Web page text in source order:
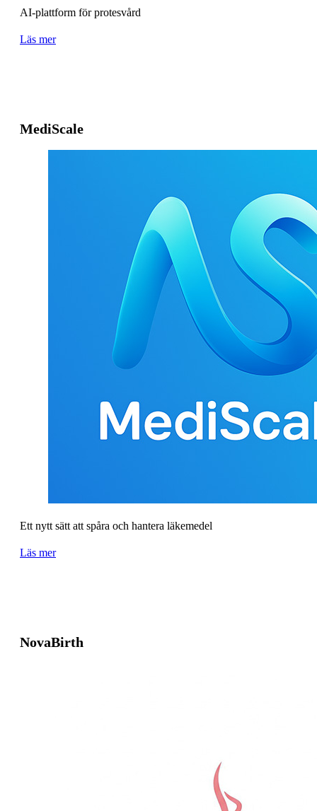
AI-plattform för protesvård
Läs mer
MediScale
Ett nytt sätt att spåra och hantera läkemedel
Läs mer
NovaBirth